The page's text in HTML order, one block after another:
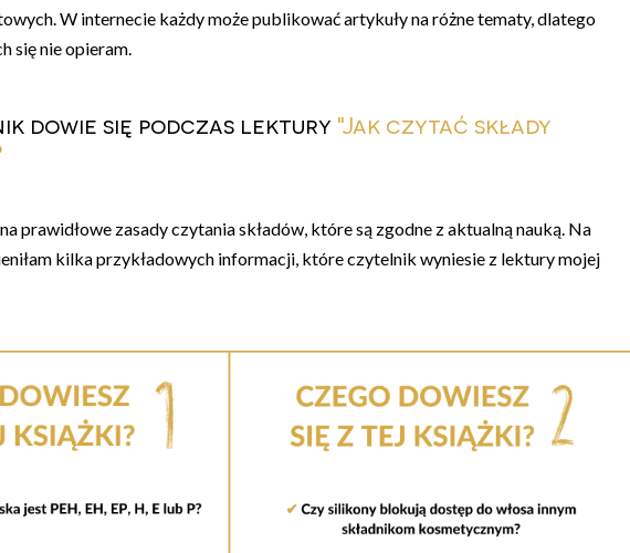
W internecie każdy może publikować artykuły na różne tematy, dlatego
się nie opieram.
dowie się podczas lektury "Jak czytać składy
prawidłowe zasady czytania składów, które są zgodne z aktualną nauką. Na
kilka przykładowych informacji, które czytelnik wyniesie z lektury mojej